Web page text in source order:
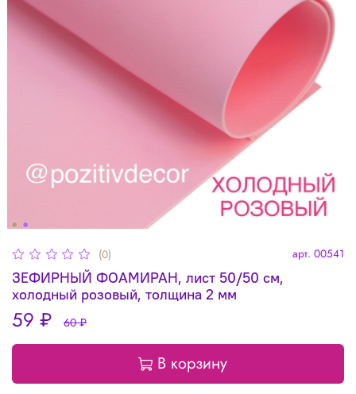
(0) арт. 00541
ЗЕФИРНЫЙ ФОАМИРАН, лист 50/50 см,
холодный розовый, толщина 2 мм
59 ₽ 60 ₽
В корзину